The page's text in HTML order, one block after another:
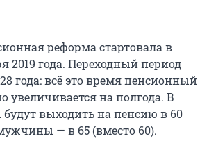
реформа стартовала в
2019 года. Переходный период
года: всё это время пенсионный
увеличивается на полгода. В
выходить на пенсию в 60
— в 65 (вместо 60).